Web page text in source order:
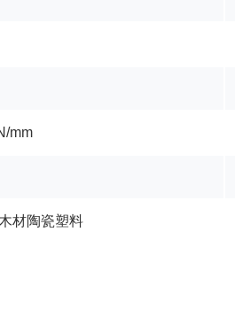
mm
材陶瓷塑料